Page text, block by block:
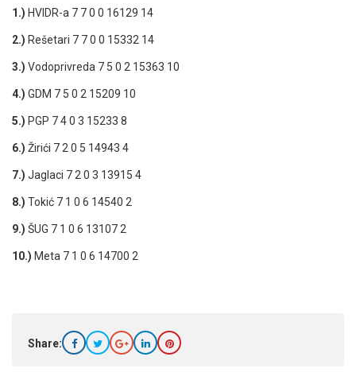
1.) HVIDR-a 7 7 0 0 16129 14
2.) Rešetari 7 7 0 0 15332 14
3.) Vodoprivreda 7 5 0 2 15363 10
4.) GDM 7 5 0 2 15209 10
5.) PGP 7 4 0 3 15233 8
6.) Žirići 7 2 0 5 14943 4
7.) Jaglaci 7 2 0 3 13915 4
8.) Tokić 7 1 0 6 14540 2
9.) ŠUG 7 1 0 6 13107 2
10.) Meta 7 1 0 6 14700 2
Share: